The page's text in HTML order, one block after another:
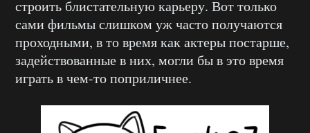
строить блистательную карьеру. Вот только
сами фильмы слишком уж часто получаются
проходными, в то время как актеры постарше,
задействованные в них, могли бы в это время
играть в чем-то поприличнее.